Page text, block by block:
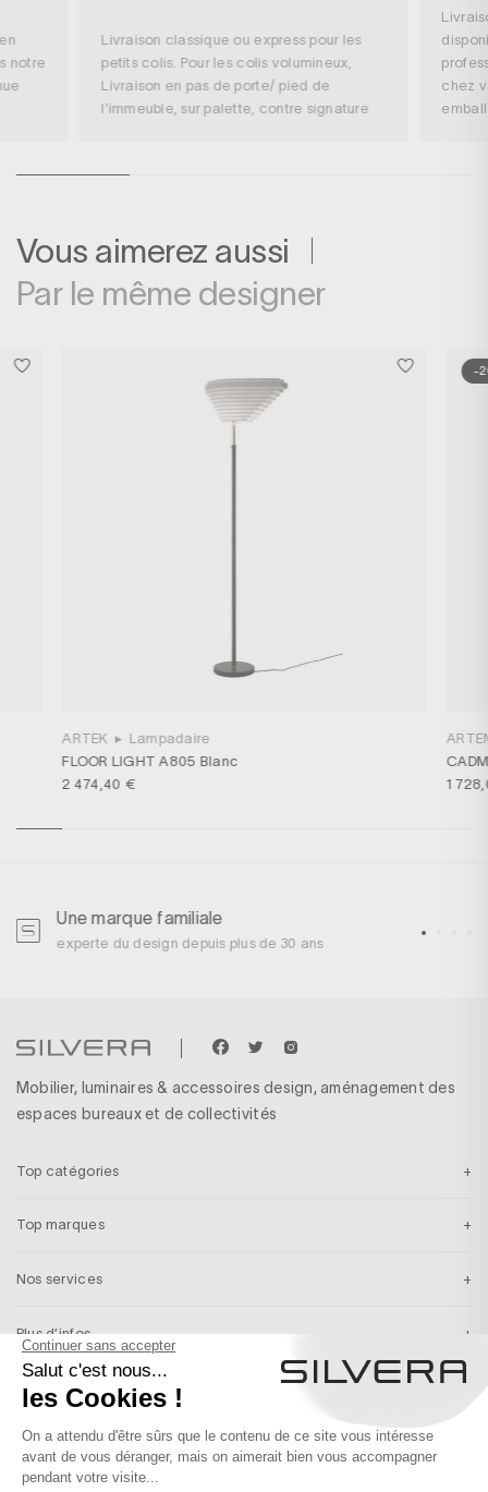
notre
Livraison classique ou express pour les
petits colis. Pour les colis volumineux,
Livraison en pas de porte/ pied de
l’immeuble, sur palette, contre signature
chez
Vous aimerez aussi
Par le même designer
ARTEK ▸ Lampadaire
FLOOR LIGHT A805 Blanc
2 474,40 €
-
1
Une marque familiale
experte du design depuis plus de 30 ans
Mobilier, luminaires & accessoires design, aménagement des
espaces bureaux et de collectivités
Top catégories
Top marques
Nos services
Plus d’infos
Inscription newsletter
Recevez en exclusivité nos inspirations & nos dernières actualités